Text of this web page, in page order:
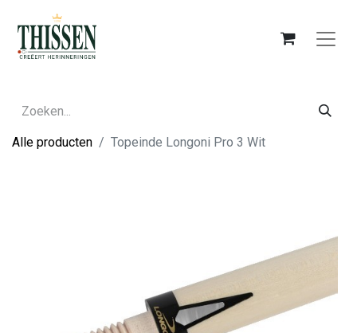
Alle producten Topeinde Longoni Pro 3 Wit